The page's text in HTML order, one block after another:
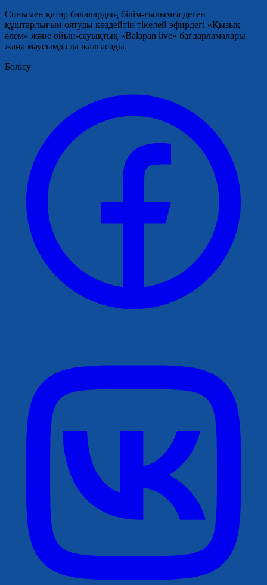
Сонымен қатар балалардың білім-ғылымға деген
құштарлығын оятуды көздейтін тікелей эфирдегі «Қызық
әлем» және ойын-сауықтық «Balapan live» бағдарламалары
жаңа маусымда да жалғасады.
Бөлісу